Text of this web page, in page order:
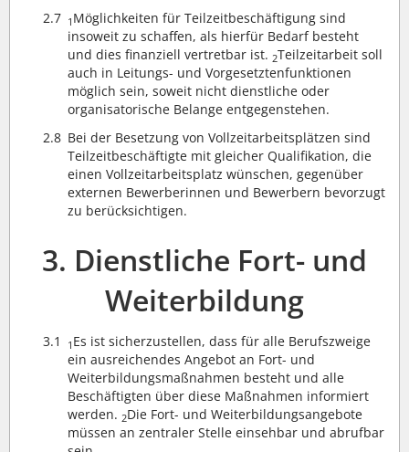
2.7 1 Möglichkeiten für Teilzeitbeschäftigung sind
insoweit zu schaffen, als hierfür Bedarf besteht
und dies finanziell vertretbar ist. 2Teilzeitarbeit soll
auch in Leitungs- und Vorgesetztenfunktionen
möglich sein, soweit nicht dienstliche oder
organisatorische Belange entgegenstehen.
2.8 Bei der Besetzung von Vollzeitarbeitsplätzen sind
Teilzeitbeschäftigte mit gleicher Qualifikation, die
einen Vollzeitarbeitsplatz wünschen, gegenüber
externen Bewerberinnen und Bewerbern bevorzugt
zu berücksichtigen.
3. Dienstliche Fort- und
Weiterbildung
3.1 1 Es ist sicherzustellen, dass für alle Berufszweige
ein ausreichendes Angebot an Fort- und
Weiterbildungsmaßnahmen besteht und alle
Beschäftigten über diese Maßnahmen informiert
werden. 2Die Fort- und Weiterbildungsangebote
müssen an zentraler Stelle einsehbar und abrufbar